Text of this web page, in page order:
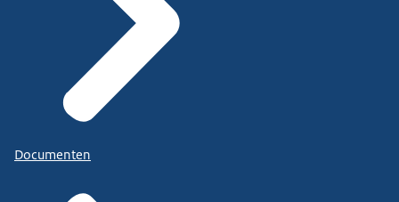
Documenten